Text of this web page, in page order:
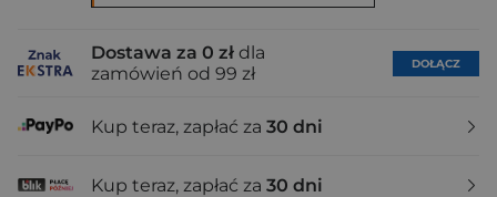
Dostawa za 0 zł dla
zamówień od 99 zł
DOŁĄCZ
Kup teraz, zapłać za 30 dni
Kup teraz, zapłać za 30 dni